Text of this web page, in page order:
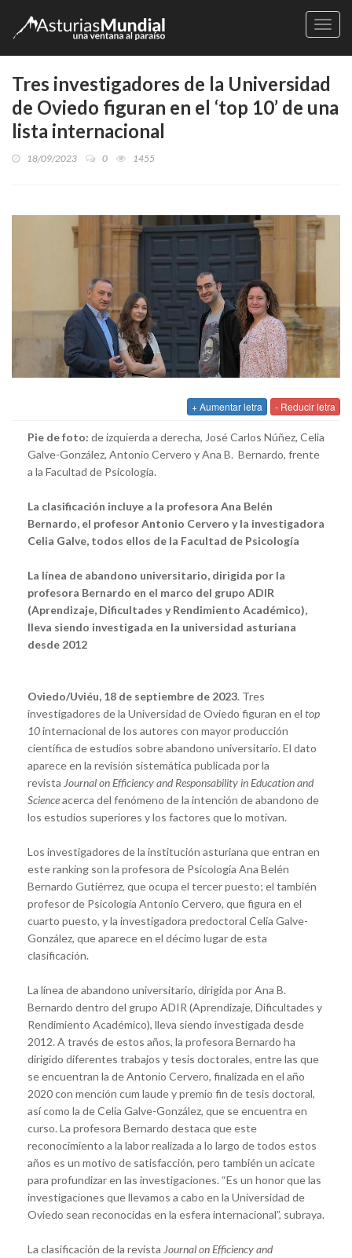
Tres investigadores de la Universidad
de Oviedo figuran en el ‘top 10’ de una
lista internacional
18/09/2023 0 1455
+ Aumentar letra - Reducir letra
Pie de foto: de izquierda a derecha, José Carlos Núñez, Celia
Galve-González, Antonio Cervero y Ana B. Bernardo, frente
a la Facultad de Psicología.
La clasificación incluye a la profesora Ana Belén
Bernardo, el profesor Antonio Cervero y la investigadora
Celia Galve, todos ellos de la Facultad de Psicología
La línea de abandono universitario, dirigida por la
profesora Bernardo en el marco del grupo ADIR
(Aprendizaje, Dificultades y Rendimiento Académico),
lleva siendo investigada en la universidad asturiana
desde 2012
Oviedo/Uviéu, 18 de septiembre de 2023. Tres
investigadores de la Universidad de Oviedo figuran en el top
10internacional de los autores con mayor producción
científica de estudios sobre abandono universitario. El dato
aparece en la revisión sistemática publicada por la
revista Journal on Efficiency and Responsability in Education and
Scienceacerca del fenómeno de la intención de abandono de
los estudios superiores y los factores que lo motivan.
Los investigadores de la institución asturiana que entran en
este ranking son la profesora de Psicología Ana Belén
Bernardo Gutiérrez, que ocupa el tercer puesto; el también
profesor de Psicología Antonio Cervero, que figura en el
cuarto puesto, y la investigadora predoctoral Celia Galve-
González, que aparece en el décimo lugar de esta
clasificación.
La línea de abandono universitario, dirigida por Ana B.
Bernardo dentro del grupo ADIR (Aprendizaje, Dificultades y
Rendimiento Académico), lleva siendo investigada desde
2012. A través de estos años, la profesora Bernardo ha
dirigido diferentes trabajos y tesis doctorales, entre las que
se encuentran la de Antonio Cervero, finalizada en el año
2020 con mención cum laude y premio fin de tesis doctoral,
así como la de Celia Galve-González, que se encuentra en
curso. La profesora Bernardo destaca que este
reconocimiento a la labor realizada a lo largo de todos estos
años es un motivo de satisfacción, pero también un acicate
para profundizar en las investigaciones. “Es un honor que las
investigaciones que llevamos a cabo en la Universidad de
Oviedo sean reconocidas en la esfera internacional”, subraya.
La clasificación de la revista Journal on Efficiency and